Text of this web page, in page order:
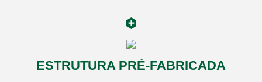
ESTRUTURA PRÉ-FABRICADA